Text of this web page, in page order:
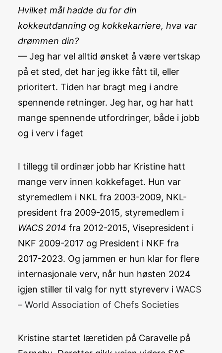
Hvilket mål hadde du for din
kokkeutdanning og kokkekarriere, hva var
drømmen din?
— Jeg har vel alltid ønsket å være vertskap
på et sted, det har jeg ikke fått til, eller
prioritert. Tiden har bragt meg i andre
spennende retninger. Jeg har, og har hatt
mange spennende utfordringer, både i jobb
og i verv i faget
I tillegg til ordinær jobb har Kristine hatt
mange verv innen kokkefaget. Hun var
styremedlem i NKL fra 2003-2009, NKL-
president fra 2009-2015, styremedlem i
WACS 2014 fra 2012-2015, Visepresident i
NKF 2009-2017 og President i NKF fra
2017-2023. Og jammen er hun klar for flere
internasjonale verv, når hun høsten 2024
igjen stiller til valg for nytt styreverv i WACS
– World Association of Chefs Societies
Kristine startet læretiden på Caravelle på